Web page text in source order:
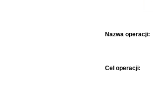
Nazwa operacji:
Cel operacji: